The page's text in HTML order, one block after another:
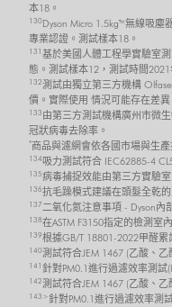
本18。
130Dyson Micro 1.5kg™ 無線吸
專業認證。測試樣本18。
131 基於美國人體工程學實驗室
態。測試樣本12，測試時間2021
132 測試由獨立第三方機構
價。實際使用 情況可能存在差異
133 由第三方測試機構廣州市微
冠狀病毒去除率。
*商品與濾網會依各國市場與生
134 吸力測試符合 IEC62885-4
135病毒捕捉效能由第三方實驗
136抗毛躁模式建議在頭髮全乾的
137二氧化氮注意事項 - Dyson內
138在ASTM F3150指定的檢測室
139根據GB/T 18801-2022甲醛
140測試符合JEM 1467 (乙酸、
141 針對PM0.1進行過濾效率測
142 測試符合JEM 1467 (乙酸、
143> 針對PM0.1進行過濾效率測